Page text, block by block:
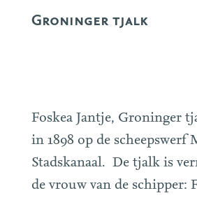
Groninger tjalk
Foskea Jantje, Groninger
in 1898 op de scheepswerf
Stadskanaal. De tjalk is
de vrouw van de schipper: